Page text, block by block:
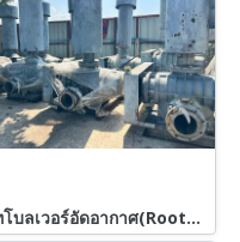
รูทโบลเวอร์อัดอากาศ(RootBlower) UNOMACH - ARC-150 (6”) มีมาเฉพาะตัวรูทแท่นฐานและหม้อกรอง เข้ามาหลายตัว (ไม่มีมอเตอร์)